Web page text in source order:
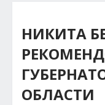
НИКИТА
ОБЛАСТИ